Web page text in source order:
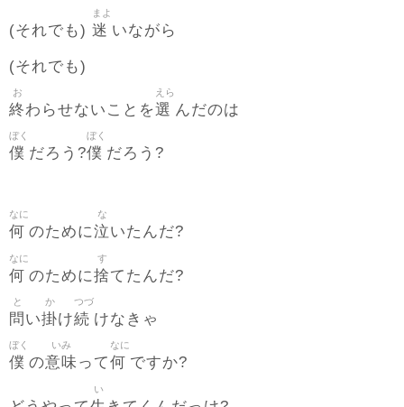
(それでも) 迷
まよ
いながら
(それでも)
終
お
わらせないことを選
えら
んだのは
僕
ぼく
だろう?僕
ぼく
だろう?
何
なに
のために泣
な
いたんだ?
何
なに
のために捨
す
てたんだ?
問
と
い掛
か
け続
つづ
けなきゃ
僕
ぼく
の意味
いみ
って何
なに
ですか?
い